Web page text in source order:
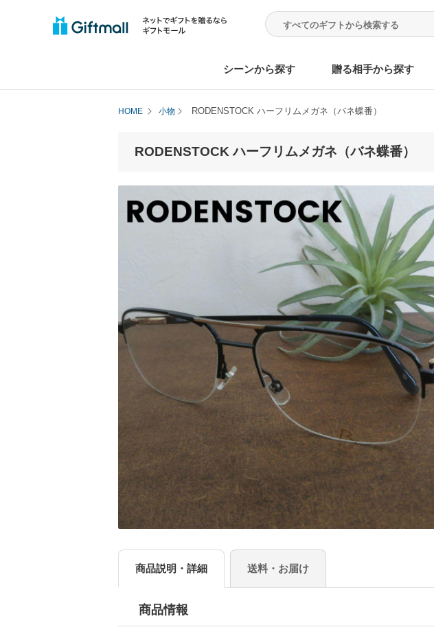
シーンから探す 贈る相手から探す
HOME 小物 RODENSTOCK ハーフリムメガネ（バネ蝶番）
RODENSTOCK ハーフリムメガネ（バネ蝶番）
商品説明・詳細 送料・お届け
商品情報